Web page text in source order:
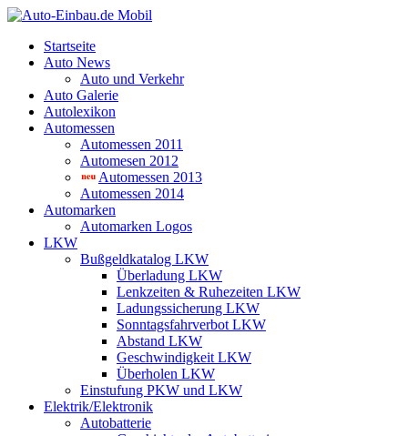
Startseite
Auto News
Auto und Verkehr
Auto Galerie
Autolexikon
Automessen
Automessen 2011
Automesen 2012
Automessen 2013
Automessen 2014
Automarken
Automarken Logos
LKW
Bußgeldkatalog LKW
Überladung LKW
Lenkzeiten & Ruhezeiten LKW
Ladungssicherung LKW
Sonntagsfahrverbot LKW
Abstand LKW
Geschwindigkeit LKW
Überholen LKW
Einstufung PKW und LKW
Elektrik/Elektronik
Autobatterie